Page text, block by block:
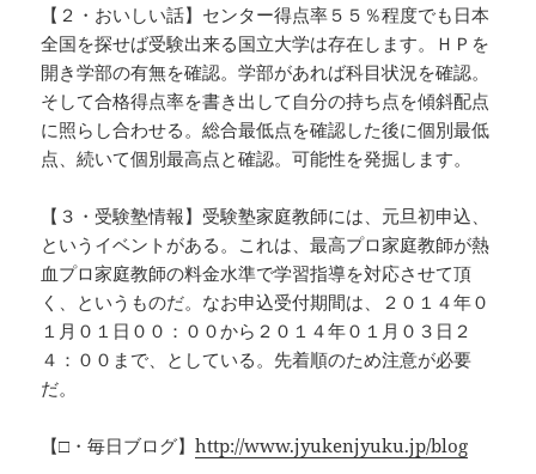
【２・おいしい話】センター得点率５５％程度でも日本
全国を探せば受験出来る国立大学は存在します。ＨＰを
開き学部の有無を確認。学部があれば科目状況を確認。
そして合格得点率を書き出して自分の持ち点を傾斜配点
に照らし合わせる。総合最低点を確認した後に個別最低
点、続いて個別最高点と確認。可能性を発掘します。
【３・受験塾情報】受験塾家庭教師には、元旦初申込、
というイベントがある。これは、最高プロ家庭教師が熱
血プロ家庭教師の料金水準で学習指導を対応させて頂
く、というものだ。なお申込受付期間は、２０１４年０
１月０１日００：００から２０１４年０１月０３日２
４：００まで、としている。先着順のため注意が必要
だ。
【□・毎日ブログ】http://www.jyukenjyuku.jp/blog